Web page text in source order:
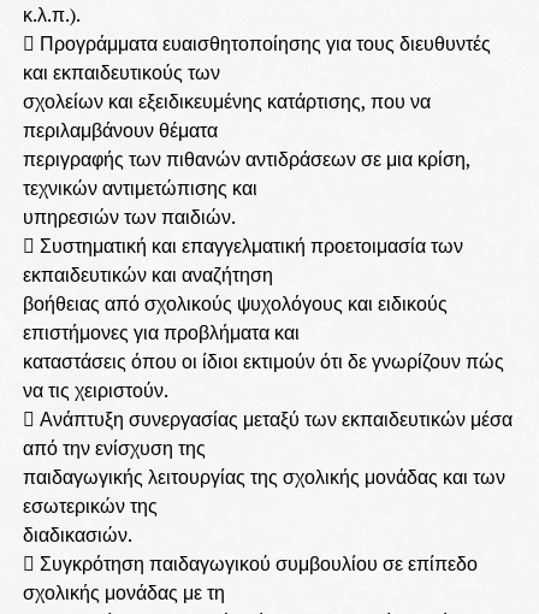
κ.λ.π.).
 Προγράμματα ευαισθητοποίησης για τους διευθυντές
και εκπαιδευτικούς των
σχολείων και εξειδικευμένης κατάρτισης, που να
περιλαμβάνουν θέματα
περιγραφής των πιθανών αντιδράσεων σε μια κρίση,
τεχνικών αντιμετώπισης και
υπηρεσιών των παιδιών.
 Συστηματική και επαγγελματική προετοιμασία των
εκπαιδευτικών και αναζήτηση
βοήθειας από σχολικούς ψυχολόγους και ειδικούς
επιστήμονες για προβλήματα και
καταστάσεις όπου οι ίδιοι εκτιμούν ότι δε γνωρίζουν πώς
να τις χειριστούν.
 Ανάπτυξη συνεργασίας μεταξύ των εκπαιδευτικών μέσα
από την ενίσχυση της
παιδαγωγικής λειτουργίας της σχολικής μονάδας και των
εσωτερικών της
διαδικασιών.
 Συγκρότηση παιδαγωγικού συμβουλίου σε επίπεδο
σχολικής μονάδας με τη